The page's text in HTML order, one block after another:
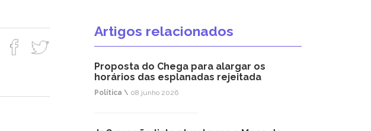
Artigos relacionados
Proposta do Chega para alargar os
horários das esplanadas rejeitada
Política \ 08 junho 2026